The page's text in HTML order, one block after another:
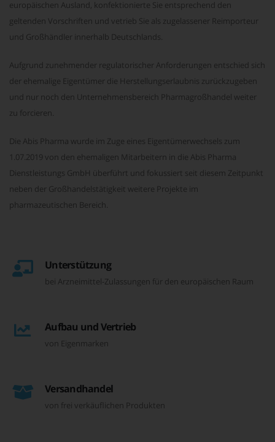
europäischen Ausland, konfektionierte Sie entsprechend den
geltenden Vorschriften und vetrieb Sie als zugelassener Reimporteur
und Großhändler innerhalb Deutschlands.
Aufgrund zunehmender regulatorischer Anforderungen entschied sich
der ehemalige Eigentümer die Herstellungserlaubnis zurückzugeben
und nur noch den Unternehmensbereich Pharmagroßhandel weiter
zu forcieren.
Die Abis Pharma wurde im Zuge eines Eigentümerwechsels zum
1.07.2019 von den ehemaligen Mitarbeitern in die Abis Pharma
Dienstleistungs GmbH überführt und fokussiert seit diesem Zeitpunkt
neben der Großhandelstätigkeit weitere Projekte im
pharmazeutischen Bereich.
Unterstützung
bei Arzneimittel-Zulassungen für den europäischen Raum
Aufbau und Vertrieb
von Eigenmarken
Versandhandel
von frei verkäuflichen Produkten